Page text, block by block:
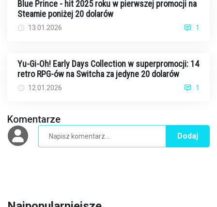
Blue Prince - hit 2025 roku w pierwszej promocji na
Steamie poniżej 20 dolarów
13.01.2026 1
Yu-Gi-Oh! Early Days Collection w superpromocji: 14
retro RPG-ów na Switcha za jedyne 20 dolarów
12.01.2026 1
Komentarze
Dodaj